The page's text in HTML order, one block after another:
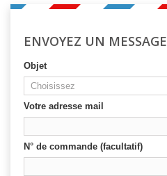
ENVOYEZ UN MESSAGE
Objet
Votre adresse mail
N° de commande (facultatif)